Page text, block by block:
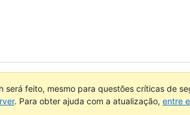
será feito, mesmo para questões críticas de
. Para obter ajuda com a atualização, entre